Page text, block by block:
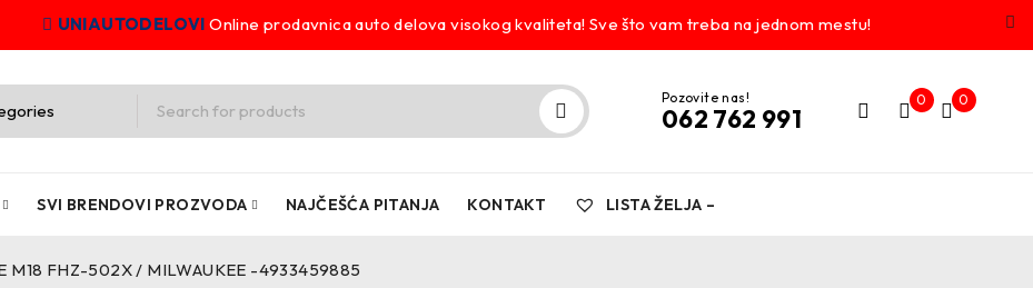
UNIAUTODELOVI Online prodavnica auto delova visokog kvaliteta! Sve što vam treba na jednom mestu!
Pozovite nas!
062 762 991
0 0
SVI BRENDOVI PROZVODA NAJČEŠĆA PITANJA KONTAKT LISTA ŽELJA –
M18 FHZ-502X / MILWAUKEE -4933459885